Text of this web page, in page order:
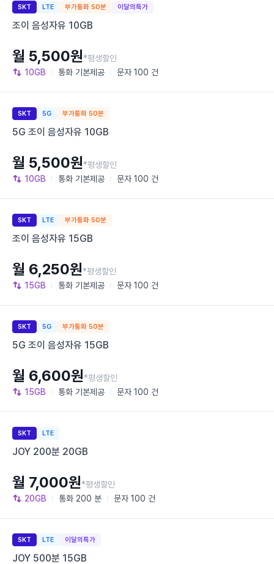
SKT LTE 부가통화 50분 이달의특가
조이 음성자유 10GB
10GB 통화 기본제공 문자 100 건
월 5,500원*평생할인
SKT 5G 부가통화 50분
5G 조이 음성자유 10GB
10GB 통화 기본제공 문자 100 건
월 5,500원*평생할인
SKT LTE 부가통화 50분
조이 음성자유 15GB
15GB 통화 기본제공 문자 100 건
월 6,250원*평생할인
SKT 5G 부가통화 50분
5G 조이 음성자유 15GB
15GB 통화 기본제공 문자 100 건
월 6,600원*평생할인
SKT LTE
JOY 200분 20GB
20GB 통화 200 분 문자 100 건
월 7,000원*평생할인
SKT LTE 이달의특가
JOY 500분 15GB